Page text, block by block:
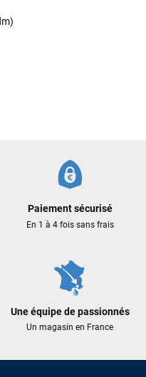
Paiement sécurisé
En 1 à 4 fois sans frais
Une équipe de passionnés
Un magasin en France
: la commande est partie
matériel dans un colis
sur l’eau ! Je
remplacer ma board eux
n'aurais jamais pensé !
plus super sympas. Merci